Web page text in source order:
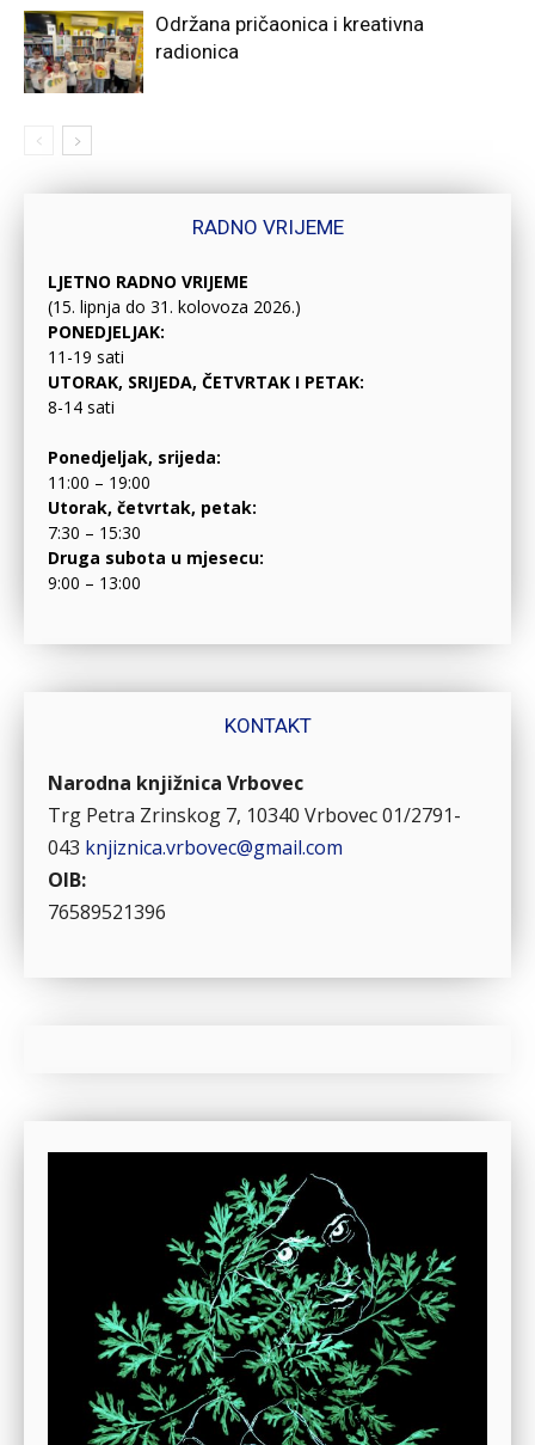
Održana pričaonica i kreativna
radionica
RADNO VRIJEME
LJETNO RADNO VRIJEME
(15. lipnja do 31. kolovoza 2026.)
PONEDJELJAK:
11-19 sati
UTORAK, SRIJEDA, ČETVRTAK I PETAK:
8-14 sati
Ponedjeljak, srijeda:
11:00 – 19:00
Utorak, četvrtak, petak:
7:30 – 15:30
Druga subota u mjesecu:
9:00 – 13:00
KONTAKT
Narodna knjižnica Vrbovec
Trg Petra Zrinskog 7, 10340 Vrbovec01/2791-
043 knjiznica.vrbovec@gmail.com
OIB:
76589521396